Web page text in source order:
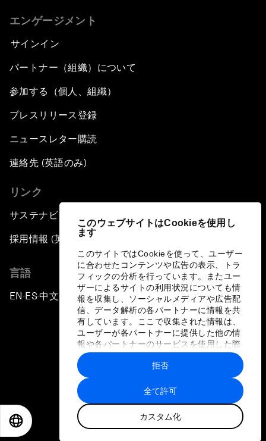
このウェブサイトはCookieを使用し
ます
このサイトではCookieを使って、ユーザー
に合わせたコンテンツや広告の表示、トラ
フィックの分析を行っています。またユー
ザーによるサイトの利用状況についても情
報を収集し、ソーシャルメディアや広告配
信、データ解析の各パートナーに情報を共
有しています。ここで収集された情報は、
ユーザーが各パートナーに提供した他の情
報や各パートナーのサービスを使用した際
に収集された情報と組み合わされ、各パー
トナーによって使用されることがありま
す。
全て許可
カスタム化
拒否
エンゲージメント
サインイン
パートナー（組織）について
参加する（個人、組織）
プレスリリース登録
ニュースレター購読
連絡先 (英語のみ)
リンク
サステナビリティへの取り組み
採用情報 (英語のみ)
言語
EN ▪ES▪中文▪ 日本語
プライバシーポリシーと利用規約
サイトマップ
©
世界経済フォーラム